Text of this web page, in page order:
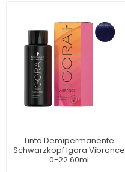
Tinta Demipermanente
Schwarzkopf Igora Vibrance
0-22 60ml